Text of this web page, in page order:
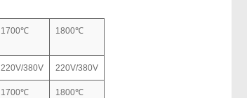
1700℃ 1800℃
220V/380V 220V/380V
1700℃ 1800℃